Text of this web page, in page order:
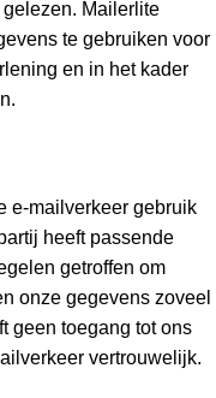
Mailerlite
te gebruiken voor
en in het kader
e-mailverkeer gebruik
heeft passende
getroffen om
onze gegevens zoveel
geen toegang tot ons
vertrouwelijk.